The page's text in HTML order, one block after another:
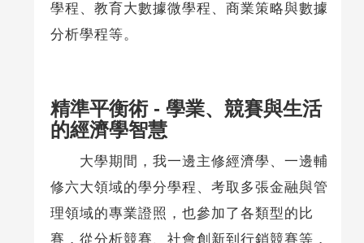
學程、教育大數據微學程、商業策略與數據
分析學程等。
精準平衡術 - 學業、競賽與生活
的經濟學智慧
大學期間，我一邊主修經濟學、一邊輔
修六大領域的學分學程、考取多張金融與管
理領域的專業證照，也參加了各類型的比
賽，從分析競賽、社會創新到行銷競賽等，